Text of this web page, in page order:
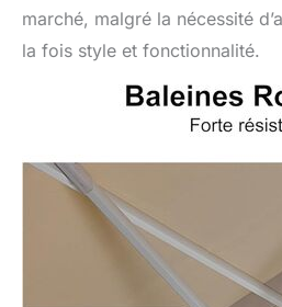
marché, malgré la nécessité
la fois style et fonctionnalité.